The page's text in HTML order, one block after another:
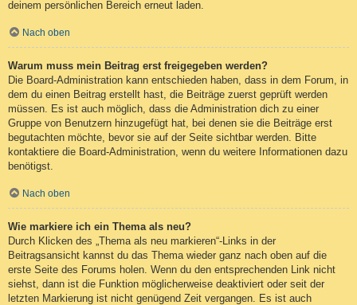
deinem persönlichen Bereich erneut laden.
Nach oben
Warum muss mein Beitrag erst freigegeben werden?
Die Board-Administration kann entschieden haben, dass in dem Forum, in
dem du einen Beitrag erstellt hast, die Beiträge zuerst geprüft werden
müssen. Es ist auch möglich, dass die Administration dich zu einer
Gruppe von Benutzern hinzugefügt hat, bei denen sie die Beiträge erst
begutachten möchte, bevor sie auf der Seite sichtbar werden. Bitte
kontaktiere die Board-Administration, wenn du weitere Informationen dazu
benötigst.
Nach oben
Wie markiere ich ein Thema als neu?
Durch Klicken des „Thema als neu markieren“-Links in der
Beitragsansicht kannst du das Thema wieder ganz nach oben auf die
erste Seite des Forums holen. Wenn du den entsprechenden Link nicht
siehst, dann ist die Funktion möglicherweise deaktiviert oder seit der
letzten Markierung ist nicht genügend Zeit vergangen. Es ist auch